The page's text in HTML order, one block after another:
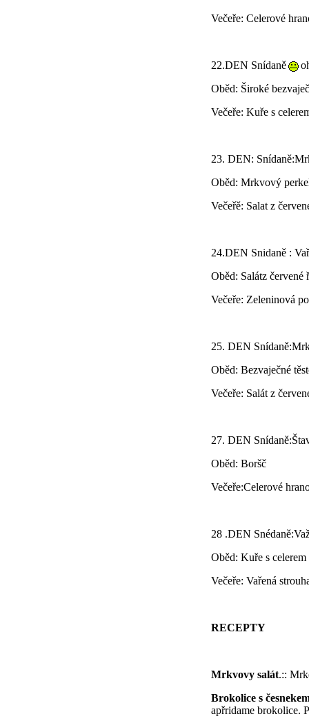
Večeře: Celerové
22.DEN Snídaně
Oběd: Široké
Večeře: Kuře s
23. DEN:
Oběd: Mrkvový
Večeřě: Salat z
24.DEN Snidaně :
Oběd: Salátz červené
Večeře: Zeleninová
25. DEN
Oběd: Bezvaječné
Večeře: Salát z
27. DEN
Oběd: Boršč
Večeře:Celerové
28 .DEN
Oběd: Kuře s celerem
Večeře: Vařená
RECEPTY
Mrkvovy salát.::
Brokolice s
apřridame brokolice.